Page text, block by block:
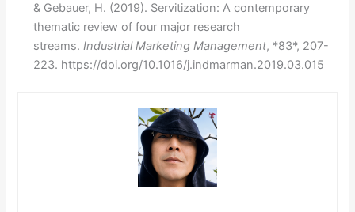
& Gebauer, H. (2019). Servitization: A contemporary
thematic review of four major research
streams.Industrial Marketing Management, *83*, 207-
223. https://doi.org/10.1016/j.indmarman.2019.03.015